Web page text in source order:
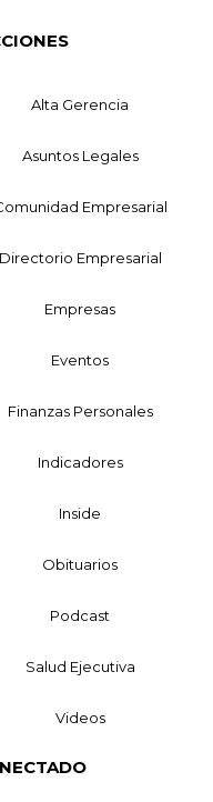
Alta Gerencia
Asuntos Legales
Empresarial
Directorio Empresarial
Empresas
Eventos
Finanzas Personales
Indicadores
Inside
Obituarios
Podcast
Salud Ejecutiva
Videos